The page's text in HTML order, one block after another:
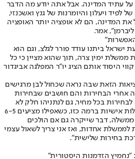
על עתיד המדינה. אבל אתה יודע מה הדבר
ויעלון והיומרנות של גנץ ואשכנזי,
את המדינה, הם לא אופציה יותר האופציה
אמר.
ישראל ביתנו עודד פורר לגלצ, וגם הוא
ממשלת ימין צרה, תוך שהוא מציין כי כל
היסוד אותם הציג יו"ר המפלגה אביגדור
הזאת שבה נראה שכחול לבן מרגישים
אחרי הבחירות והם חושבים שבחירות
לבחירות בכל מחיר, גם לנתניהו חלק לא
מבוטל, אבל כשאני שומע פסילות אישיות ברמה כזו, כשאפילו מציעים 6-5
דבר שייקרה גם אם הולכים
לממשלת אחדות, ואז אני צריך לשאול עצמי
בחירות שלישית".
"נחמיץ הזדמנות היסטורית"